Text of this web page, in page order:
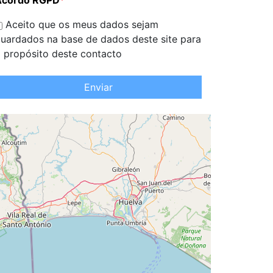
Aceito que os meus dados sejam
na base de dados deste site para
propósito deste contacto
Enviar